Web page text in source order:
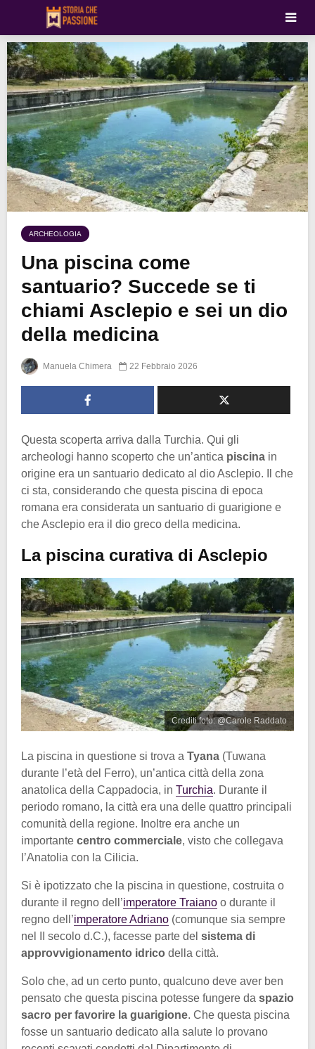
ARCHEOLOGIA
Una piscina come
santuario? Succede se ti
chiami Asclepio e sei un dio
della medicina
Manuela Chimera 22 Febbraio 2026
Questa scoperta arriva dalla Turchia. Qui gli
archeologi hanno scoperto che un’antica piscina in
origine era un santuario dedicato al dio Asclepio. Il che
ci sta, considerando che questa piscina di epoca
romana era considerata un santuario di guarigione e
che Asclepio era il dio greco della medicina.
La piscina curativa di Asclepio
Crediti foto: @Carole Raddato
La piscina in questione si trova a Tyana (Tuwana
durante l’età del Ferro), un’antica città della zona
anatolica della Cappadocia, in Turchia. Durante il
periodo romano, la città era una delle quattro principali
comunità della regione. Inoltre era anche un
importante centro commerciale, visto che collegava
l’Anatolia con la Cilicia.
Si è ipotizzato che la piscina in questione, costruita o
durante il regno dell’imperatore Traiano o durante il
regno dell’imperatore Adriano (comunque sia sempre
nel II secolo d.C.), facesse parte del sistema di
approvvigionamento idrico della città.
Solo che, ad un certo punto, qualcuno deve aver ben
pensato che questa piscina potesse fungere da spazio
sacro per favorire la guarigione. Che questa piscina
fosse un santuario dedicato alla salute lo provano